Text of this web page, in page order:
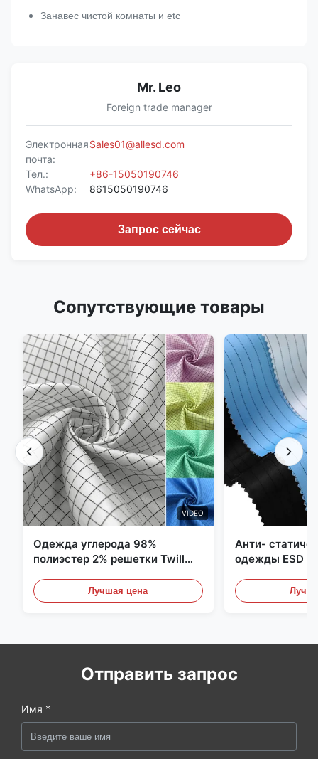
Занавес чистой комнаты и etc
Mr. Leo
Foreign trade manager
Электронная
почта:
Sales01@allesd.com
Тел.:
+86-15050190746
WhatsApp:
8615050190746
Запрос сейчас
Сопутствующие товары
VIDEO
Одежда углерода 98%
полиэстер 2% решетки Twill
Лучшая цена
Анти-
одежды ESD
Отправить запрос
Имя *